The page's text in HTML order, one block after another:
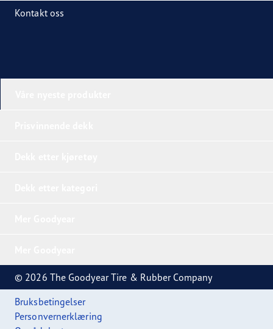
Kontakt oss
© 2026 The Goodyear Tire & Rubber Company
Bruksbetingelser
Personvernerklæring